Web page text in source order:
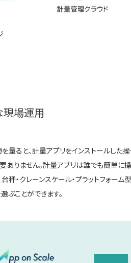
現場運用
量ると、計量アプリをインストールした
りません。計量アプリは誰でも簡単に
秤・クレーンスケール・プラットフォ
ぶことができます。